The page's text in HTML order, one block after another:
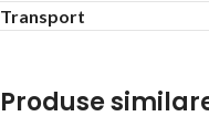
Transport
Produse